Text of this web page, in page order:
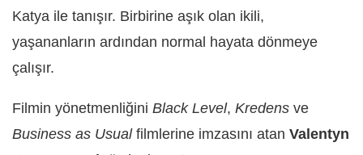
Katya ile tanışır. Birbirine aşık olan ikili,
yaşananların ardından normal hayata dönmeye
çalışır.
Filmin yönetmenliğini Black Level, Kredens ve
Business as Usualfilmlerine imzasını atan Valentyn